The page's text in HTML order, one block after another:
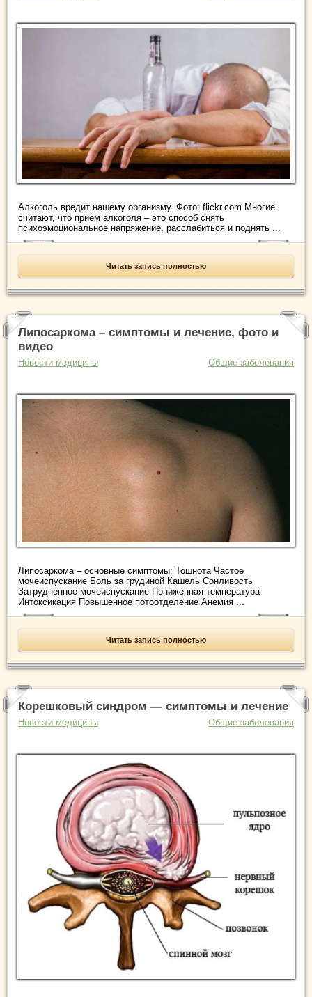
Алкоголь вредит нашему организму. Фото: flickr.com Многие
считают, что прием алкоголя – это способ снять
психоэмоциональное напряжение, расслабиться и поднять ...
Читать запись полностью
Липосаркома – симптомы и лечение, фото и
видео
Новости медицины Общие заболевания
Липосаркома – основные симптомы: Тошнота Частое
мочеиспускание Боль за грудиной Кашель Сонливость
Затрудненное мочеиспускание Пониженная температура
Интоксикация Повышенное потоотделение Анемия ...
Читать запись полностью
Корешковый синдром — симптомы и лечение
Новости медицины Общие заболевания